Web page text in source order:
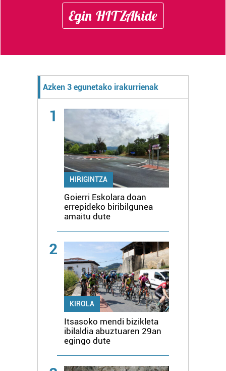
Egin HITZAkide
Azken 3 egunetako irakurrienak
1
HIRIGINTZA
Goierri Eskolara doan
errepideko biribilgunea
amaitu dute
2
KIROLA
Itsasoko mendi bizikleta
ibilaldia abuztuaren 29an
egingo dute